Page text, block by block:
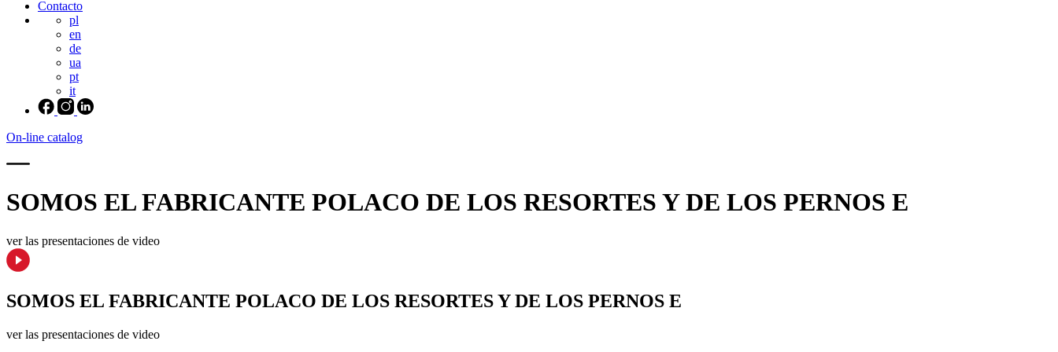
Contacto
pl
en
de
ua
pt
it
On-line catalog
SOMOS EL FABRICANTE POLACO DE LOS RESORTES Y DE LOS PERNOS E
ver las presentaciones de video
SOMOS EL FABRICANTE POLACO DE LOS RESORTES Y DE LOS PERNOS E
ver las presentaciones de video